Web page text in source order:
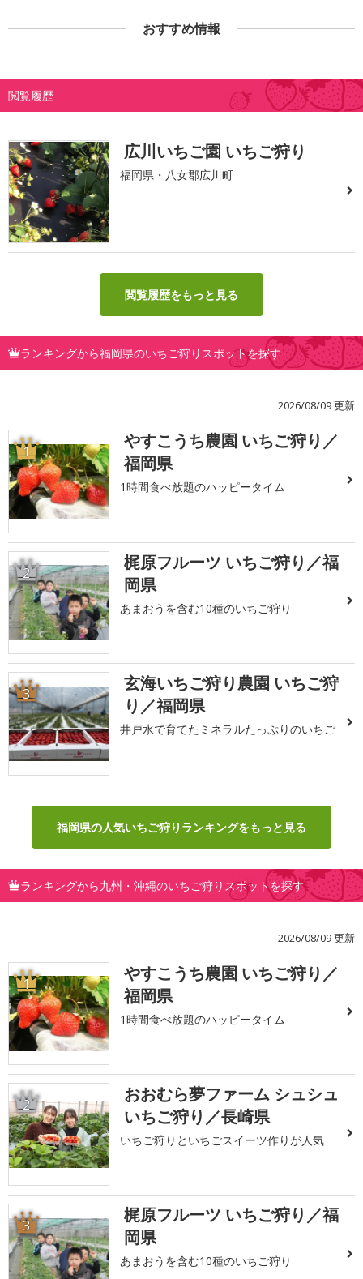
おすすめ情報
閲覧履歴
広川いちご園 いちご狩り
福岡県・八女郡広川町
閲覧履歴をもっと見る
ランキングから福岡県のいちご狩りスポットを探す
2026/08/09 更新
1
やすこうち農園 いちご狩り／
福岡県
1時間食べ放題のハッピータイム
2
梶原フルーツ いちご狩り／福
岡県
あまおうを含む10種のいちご狩り
3
玄海いちご狩り農園 いちご狩
り／福岡県
井戸水で育てたミネラルたっぷりのいちご
福岡県の人気いちご狩りランキングをもっと見る
ランキングから九州・沖縄のいちご狩りスポットを探す
2026/08/09 更新
1
やすこうち農園 いちご狩り／
福岡県
1時間食べ放題のハッピータイム
2
おおむら夢ファーム シュシュ
いちご狩り／長崎県
いちご狩りといちごスイーツ作りが人気
3
梶原フルーツ いちご狩り／福
岡県
あまおうを含む10種のいちご狩り